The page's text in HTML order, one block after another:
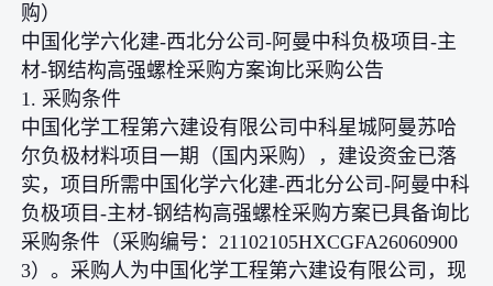
购）
中国化学六化建-西北分公司-阿曼中科负极项目-主
材-钢结构高强螺栓采购方案询比采购公告
1. 采购条件
中国化学工程第六建设有限公司中科星城阿曼苏哈
尔负极材料项目一期（国内采购），建设资金已落
实，项目所需中国化学六化建-西北分公司-阿曼中科
负极项目-主材-钢结构高强螺栓采购方案已具备询比
采购条件（采购编号：21102105HXCGFA26060900
3）。采购人为中国化学工程第六建设有限公司，现